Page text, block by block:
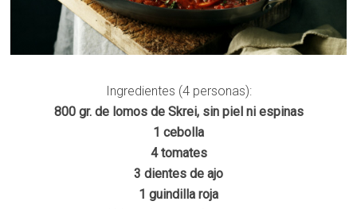
Ingredientes (4 personas):
800 gr. de lomos de Skrei, sin piel ni espinas
1 cebolla
4 tomates
3 dientes de ajo
1 guindilla roja